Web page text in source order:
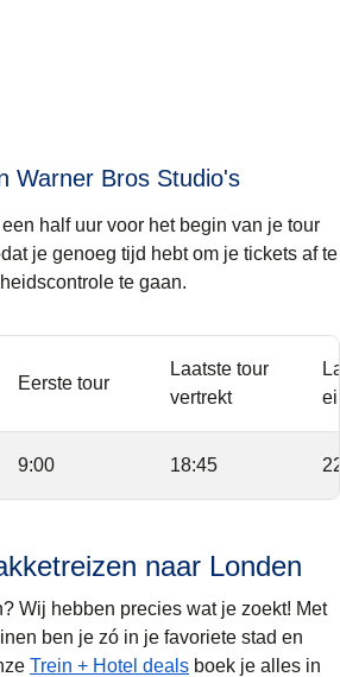
Warner Bros Studio's
half uur voor het begin van je tour
je genoeg tijd hebt om je tickets af te
te gaan.
Eerste tour
Laatste tour
vertrekt
9:00 18:45
naar Londen
Wij hebben precies wat je zoekt! Met
ben je zó in je favoriete stad en
Trein + Hotel deals boek je alles in